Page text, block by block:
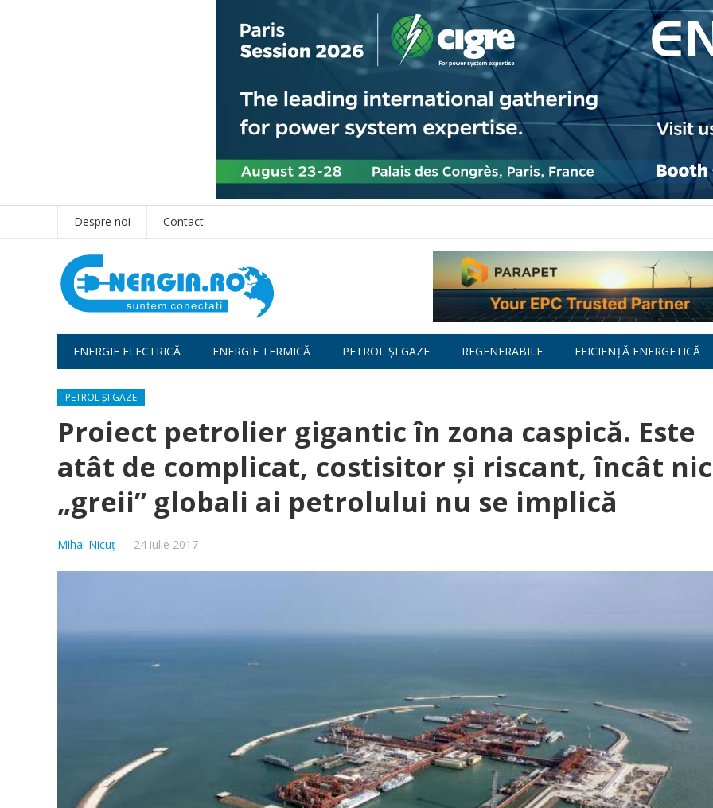
Despre noi Contact
ENERGIE ELECTRICĂ ENERGIE TERMICĂ PETROL ȘI GAZE REGENERABILE EFICIENȚĂ ENERGETICĂ
PETROL ȘI GAZE
Proiect petrolier gigantic în zona caspică. Este
atât de complicat, costisitor şi riscant, încât
„greii” globali ai petrolului nu se implică
Mihai Nicuț — 24 iulie 2017